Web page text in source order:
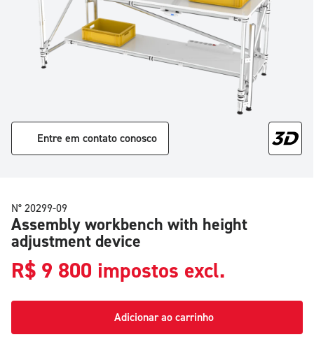
Entre em contato conosco
N° 20299-09
Assembly workbench with height
adjustment device
R$ 9 800 impostos excl.
Adicionar ao carrinho